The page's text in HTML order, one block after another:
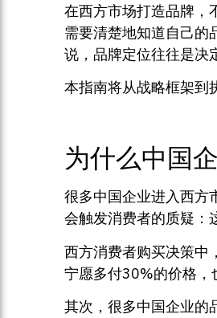
在西方市场打造品牌，
需要清楚地知道自己的
说，品牌定位往往是决
本指南将从战略框架到
为什么中国
很多中国企业进入西方
会触发消费者的质疑：
西方消费者购买决策中
宁愿多付30%的价格，
其次，很多中国企业的